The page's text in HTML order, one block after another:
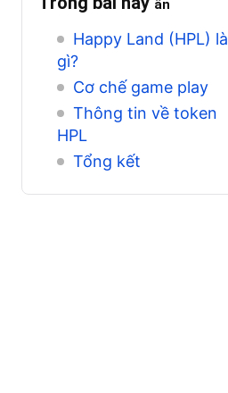
ẩn
Happy Land (HPL) là
gì?
Cơ chế game play
Thông tin về token
HPL
Tổng kết